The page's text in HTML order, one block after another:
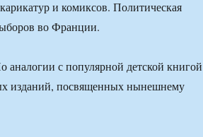
и комиксов. Политическая
во Франции.
с популярной детской книгой
изданий, посвященных нынешнему